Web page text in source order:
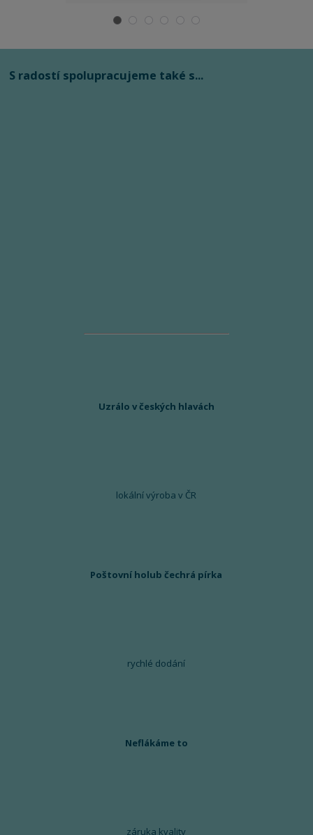
S radostí spolupracujeme také s...
Uzrálo v českých hlavách
lokální výroba v ČR
Poštovní holub čechrá pírka
rychlé dodání
Neflákáme to
záruka kvality